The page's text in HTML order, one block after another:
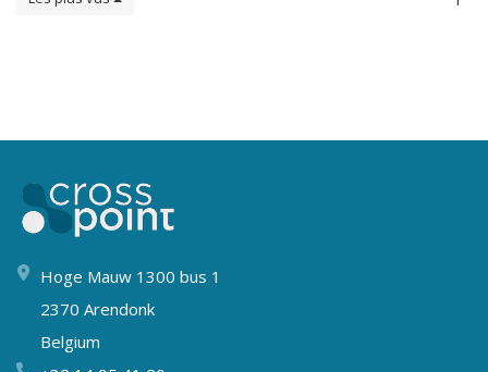
Hoge Mauw 1300 bus 1
2370 Arendonk
Belgium